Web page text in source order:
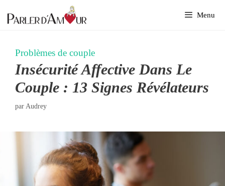
au
Menu
Problèmes de couple
Insécurité Affective Dans Le
Couple : 13 Signes Révélateurs
par Audrey